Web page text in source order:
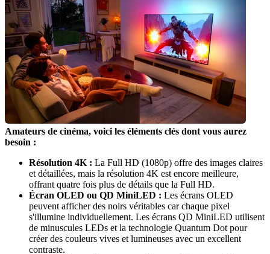
Amateurs de cinéma, voici les éléments clés dont vous aurez
besoin :
Résolution 4K : La Full HD (1080p) offre des images claires
et détaillées, mais la résolution 4K est encore meilleure,
Écran OLED ou QD MiniLED : Les écrans OLED
peuvent afficher des noirs véritables car chaque pixel
s'illumine individuellement. Les écrans QD MiniLED utilisent
de minuscules LEDs et la technologie Quantum Dot pour
créer des couleurs vives et lumineuses avec un excellent